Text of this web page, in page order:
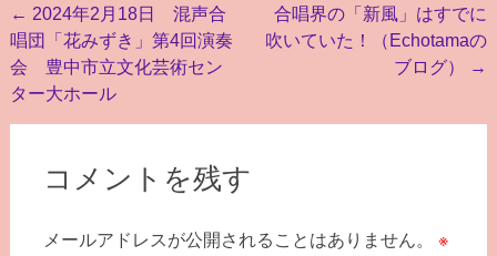
投
稿
ナ
ビ
← 2024年2月18日 混声合
唱団「花みずき」第4回演奏
会 豊中市立文化芸術セン
ター大ホール
合唱界の「新風」はすでに
吹いていた！（Echotamaの
ブログ）
→
コメントを残す
メールアドレスが公開されることはありません。
※